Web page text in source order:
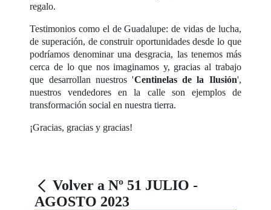
regalo.
Testimonios como el de Guadalupe: de vidas de lucha,
de superación, de construir oportunidades desde lo que
podríamos denominar una desgracia, las tenemos más
cerca de lo que nos imaginamos y, gracias al trabajo
que desarrollan nuestros 'Centinelas de la Ilusión',
nuestros vendedores en la calle son ejemplos de
transformación social en nuestra tierra.
¡Gracias, gracias y gracias!
Volver a Nº 51 JULIO -
AGOSTO 2023